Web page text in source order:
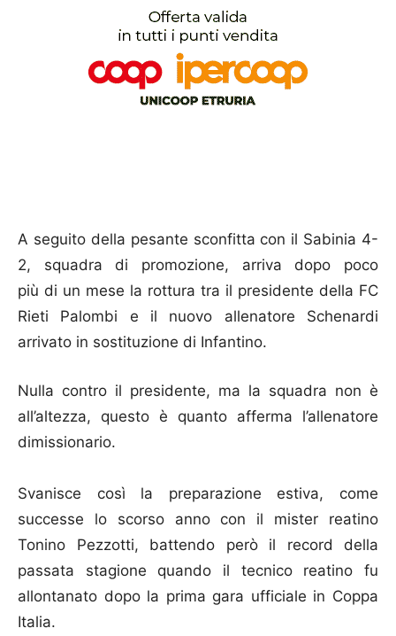
A seguito della pesante sconfitta con il Sabinia 4-
2, squadra di promozione, arriva dopo poco
più di un mese la rottura tra il presidente della FC
Rieti Palombi e il nuovo allenatore Schenardi
arrivato in sostituzione di Infantino.
Nulla contro il presidente, ma la squadra non è
all’altezza, questo è quanto afferma l’allenatore
dimissionario.
Svanisce così la preparazione estiva, come
successe lo scorso anno con il mister reatino
Tonino Pezzotti, battendo però il record della
passata stagione quando il tecnico reatino fu
allontanato dopo la prima gara ufficiale in Coppa
Italia.